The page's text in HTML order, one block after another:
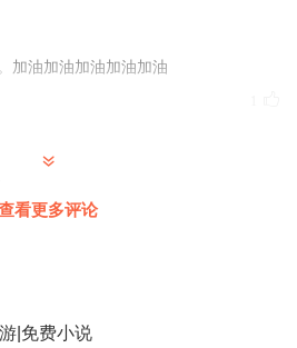
加油加油加油加油加油
写的了
看更多评论
|免费小说